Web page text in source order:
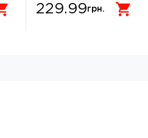
229.99грн.